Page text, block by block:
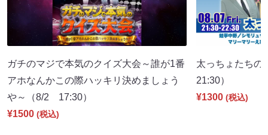
ガチのマジで本気のクイズ大会～誰が1番
アホなんかこの際ハッキリ決めましょう
や～（8/2 17:30）
¥1500 (税込)
太っちょたち
21:30）
¥1300 (税込)